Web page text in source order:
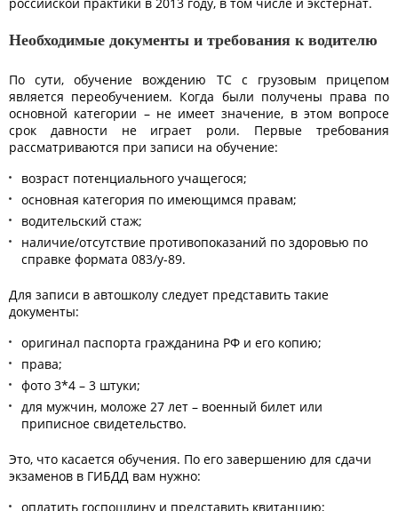
Необходимые документы и требования к водителю
По сути, обучение вождению ТС с грузовым прицепом
является переобучением. Когда были получены права по
основной категории – не имеет значение, в этом вопросе
срок давности не играет роли. Первые требования
рассматриваются при записи на обучение:
возраст потенциального учащегося;
основная категория по имеющимся правам;
водительский стаж;
наличие/отсутствие противопоказаний по здоровью по
справке формата 083/у-89.
Для записи в автошколу следует представить такие
документы:
оригинал паспорта гражданина РФ и его копию;
права;
фото 3*4 – 3 штуки;
для мужчин, моложе 27 лет – военный билет или
приписное свидетельство.
Это, что касается обучения. По его завершению для сдачи
экзаменов в ГИБДД вам нужно:
оплатить госпошлину и представить квитанцию;